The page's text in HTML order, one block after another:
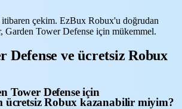
itibaren çekim. EzBux Robux'u doğrudan
Garden Tower Defense için mükemmel.
Defense ve ücretsiz Robux
Tower Defense için
ücretsiz Robux kazanabilir miyim?